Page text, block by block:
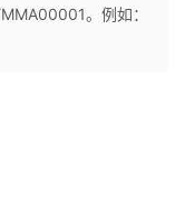
。例如：